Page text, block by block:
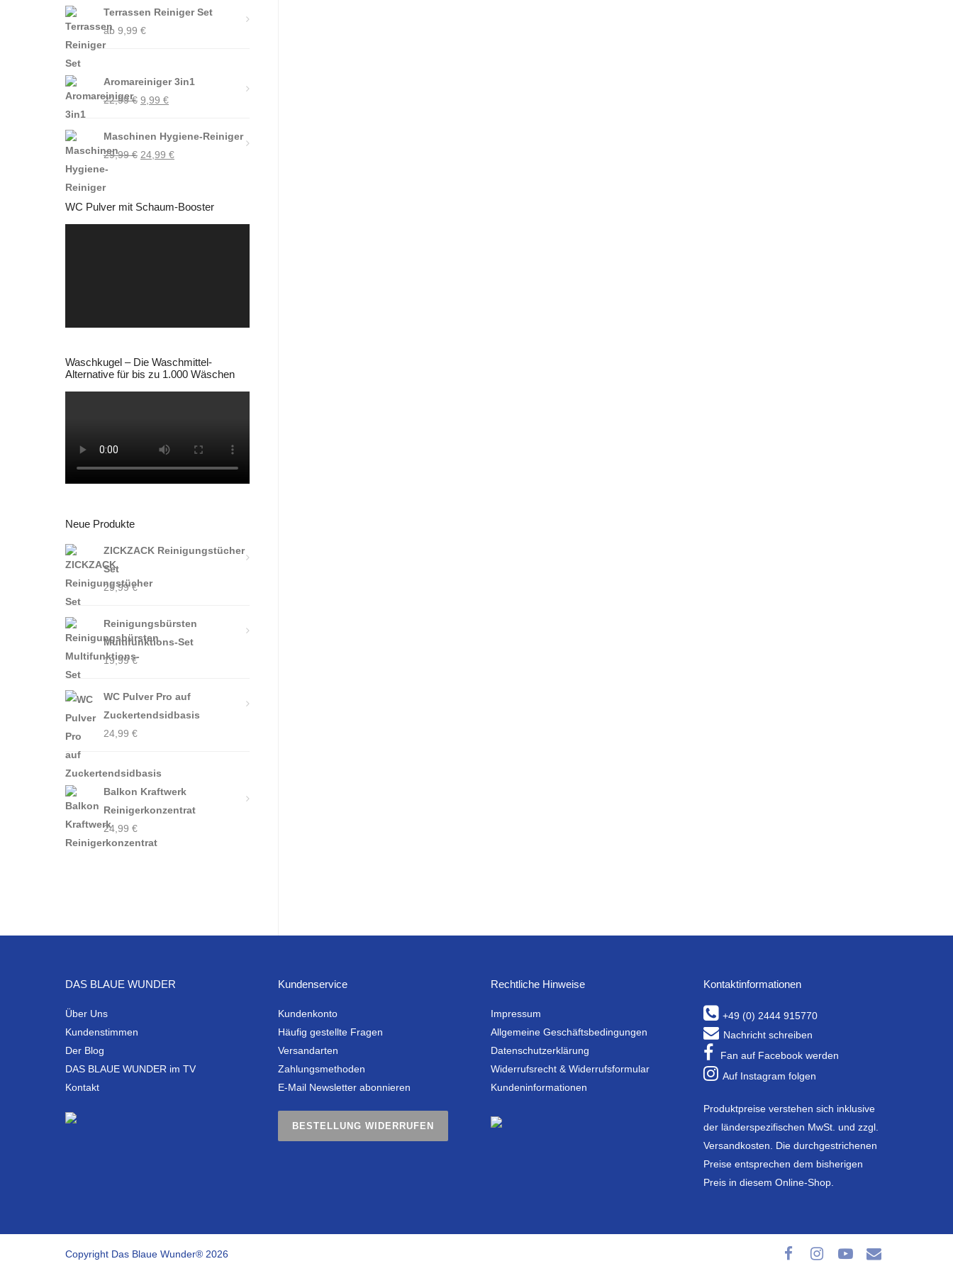
Terrassen Reiniger Set
ab 9,99 €
Aromareiniger 3in1
22,99€ Ursprünglicher
war:
22,99 €
9,99 €Aktueller
ist:
9,99 €.
Maschinen Hygiene-Reiniger
29,99€ Ursprünglicher
29,99 €
24,99 €Aktueller
24,99 €.
WC Pulver mit Schaum-Booster
Waschkugel – Die Waschmittel-
Alternative für bis zu 1.000 Wäschen
Neue Produkte
ZICKZACK Reinigungstücher
Set
29,99€
Reinigungsbürsten
Multifunktions-Set
19,99€
WC Pulver Pro auf
Zuckertendsidbasis
24,99 €
Balkon Kraftwerk
Reinigerkonzentrat
24,99 €
DAS BLAUE WUNDER
Über Uns
Kundenstimmen
Der Blog
DAS BLAUE WUNDER im TV
Kontakt
Kundenservice
Kundenkonto
Häufig gestellte Fragen
Versandarten
Zahlungsmethoden
E-Mail Newsletter abonnieren
BESTELLUNG WIDERRUFEN
Rechtliche Hinweise
Impressum
Allgemeine Geschäftsbedingungen
Datenschutzerklärung
Widerrufsrecht & Widerrufsformular
Kundeninformationen
Kontaktinformationen
+49 (0) 2444 915770
Nachricht schreiben
Fan auf Facebook werden
Auf Instagram folgen
Produktpreise verstehen sich inklusive
der länderspezifischen MwSt. und zzgl.
Versandkosten. Die durchgestrichenen
Preise entsprechen dem bisherigen
Preis in diesem Online-Shop.
Copyright Das Blaue Wunder® 2026